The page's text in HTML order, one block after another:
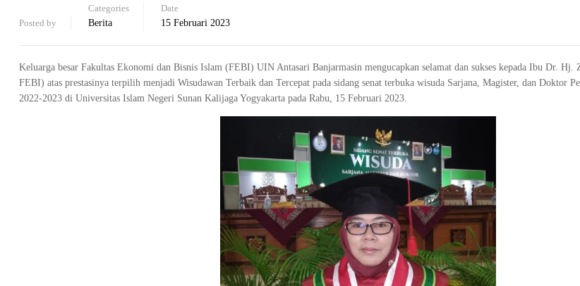
Posted by
Categories
Berita
Date
15 Februari 2023
Keluarga besar Fakultas Ekonomi dan Bisnis Islam (FEBI) UIN Antasari Banjarmasin mengucapkan selamat dan sukses kepada Ibu Dr.
FEBI) atas prestasinya terpilih menjadi Wisudawan Terbaik dan Tercepat pada sidang senat terbuka wisuda Sarjana, Magister, dan Doktor
2022-2023 di Universitas Islam Negeri Sunan Kalijaga Yogyakarta pada Rabu, 15 Februari 2023.